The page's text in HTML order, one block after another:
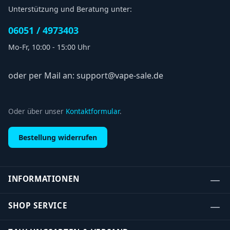
Unterstützung und Beratung unter:
06051 / 4973403
Mo-Fr, 10:00 - 15:00 Uhr
oder per Mail an: support@vape-sale.de
Oder über unser Kontaktformular.
Bestellung widerrufen
INFORMATIONEN
SHOP SERVICE